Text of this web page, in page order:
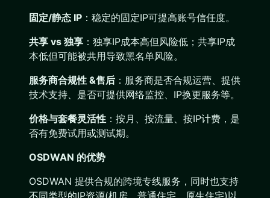
固定/静态 IP ：稳定的固定IP可提高账号信任度。
共享 vs 独享 ：独享IP成本高但风险低；共享IP成
本低但可能被共用导致黑名单风险。
服务商合规性 &售后 ：服务商是否合规运营、提供
技术支持、是否可提供网络监控、IP换更服务等。
价格与套餐灵活性 ：按月、按流量、按IP计费，是
否有免费试用或测试期。
OSDWAN 的优势
OSDWAN 提供合规的跨境专线服务，同时也支持
不同类型的IP资源(机房、普通住宅、原生住宅)以